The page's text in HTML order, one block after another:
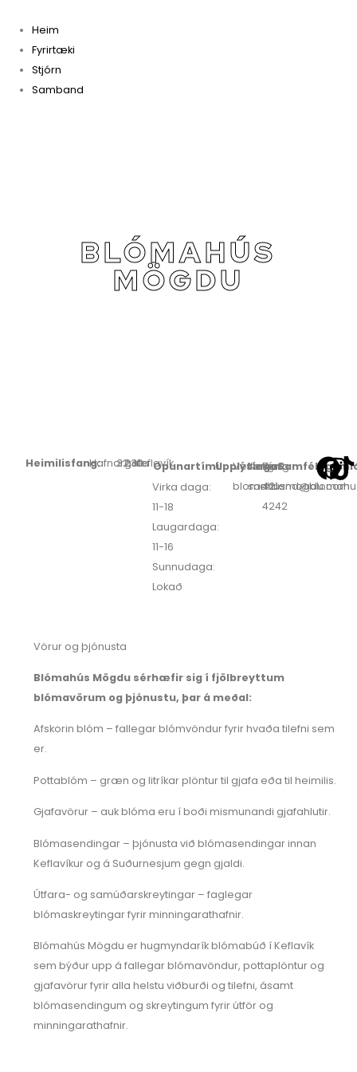
Heim
Fyrirtæki
Stjórn
Samband
BLÓMAHÚS
MÖGDU
Heimilisfang:Hafnargata
32,230KeflavíkOpunartími:
Virka daga:
11-18
Laugardaga:
11-16
Sunnudaga:
Lokað
Upplýsingar:
Veffang:
blomahusmogdu.com
Netfang:
Sími:
421-
4242
Vörur og þjónusta
Blómahús Mögdu sérhæfir sig í fjölbreyttum
blómavörum og þjónustu, þar á meðal:
Afskorin blóm – fallegar blómvöndur fyrir hvaða tilefni sem
er.
Pottablóm – græn og litríkar plöntur til gjafa eða til heimilis.
Gjafavörur – auk blóma eru í boði mismunandi gjafahlutir.
Blómasendingar – þjónusta við blómasendingar innan
Keflavíkur og á Suðurnesjum gegn gjaldi.
Útfara- og samúðarskreytingar – faglegar
blómaskreytingar fyrir minningarathafnir.
Blómahús Mögdu er hugmyndarík blómabúð í Keflavík
sem býður upp á fallegar blómavöndur, pottaplöntur og
gjafavörur fyrir alla helstu viðburði og tilefni, ásamt
blómasendingum og skreytingum fyrir útför og
minningarathafnir.